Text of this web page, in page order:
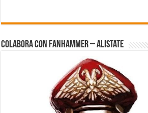
Colabora con FanHammer – Alistate